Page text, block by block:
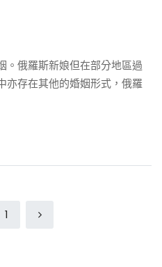
。俄羅斯新娘但在部分地區過
亦存在其他的婚姻形式，俄羅
1